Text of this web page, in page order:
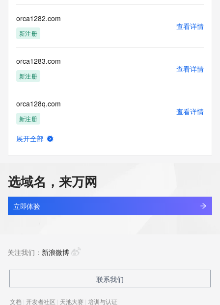
orca1282.com
新注册
查看详情
orca1283.com
新注册
查看详情
orca128q.com
新注册
查看详情
orchardnova.com
新注册
查看详情
最近查询
展开全部
选域名，来万网
立即体验
关注我们： 新浪微博
联系我们
文档 | 开发者社区 | 天池大赛 | 培训与认证